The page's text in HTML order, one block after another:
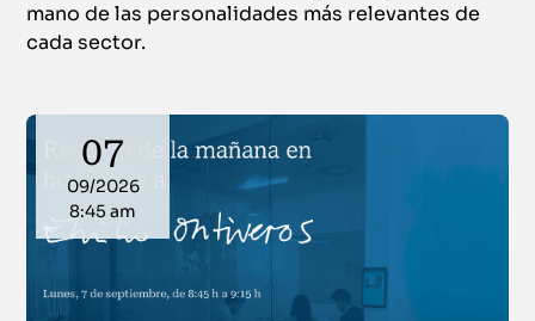
mano de las personalidades más relevantes de
cada sector.
07
09/2026
8:45 am